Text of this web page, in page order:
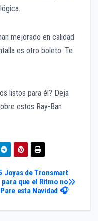
mejorado en calidad
es otro boleto. Te
listos para él? Deja
estos Ray-Ban
Joyas de Tronsmart
para que el Ritmo no
Pare esta Navidad 🎧